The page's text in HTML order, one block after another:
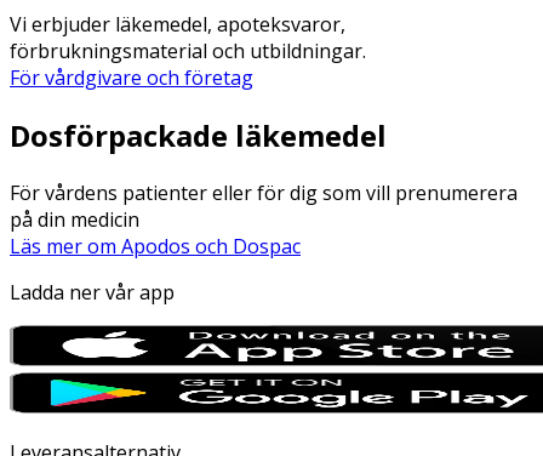
Vi erbjuder läkemedel, apoteksvaror,
förbrukningsmaterial och utbildningar.
För vårdgivare och företag
Dosförpackade läkemedel
För vårdens patienter eller för dig som vill prenumerera
på din medicin
Läs mer om Apodos och Dospac
Ladda ner vår app